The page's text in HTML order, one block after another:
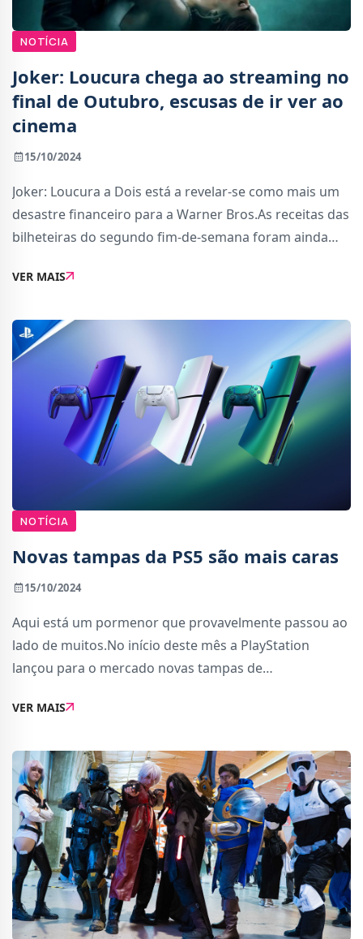
NOTÍCIA
Joker: Loucura chega ao streaming no
final de Outubro, escusas de ir ver ao
cinema
15/10/2024
Joker: Loucura a Dois está a revelar-se como mais um
desastre financeiro para a Warner Bros.As receitas das
bilheteiras do segundo fim-de-semana foram ainda
Philips gerou apenas $165 milhões em
VER MAIS
NOTÍCIA
Novas tampas da PS5 são mais caras
15/10/2024
Aqui está um pormenor que provavelmente passou ao
lado de muitos.No início deste mês a PlayStation
lançou para o mercado novas tampas de
novas cores cromadas para personalizar a consola:
VER MAIS